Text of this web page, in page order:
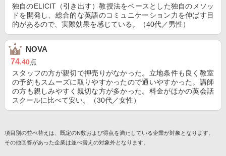
独自のELICIT（引き出す）教授法をベースとした独自のメソッ
ドを開発し、総合的な英語のコミュニケーション力を伸ばす目
的があるので、実際効果を感じている。（40代／男性）
NOVA
74.40点
スタッフの方が親切で押売りがなかった。立地条件も良く教室
の予約もスムーズに取りやすかったので通いやすかった。講師
の方も親しみやすく親切な方が多かった。料金がほかの英会話
スクールに比べて安い。（30代／女性）
項目別の並べ替えは、既定のN数および得点を満たしている企業が対象となります。
その他回答があった企業は並べ替えの対象外となります。